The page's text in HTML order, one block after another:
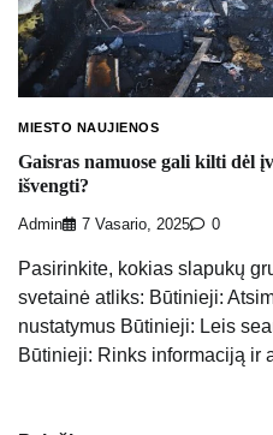
MIESTO NAUJIENOS
Gaisras namuose gali kilti dėl
išvengti?
Admin 7 Vasario, 2025 0
Pasirinkite, kokias slapukų
svetainė atliks: Būtinieji:
nustatymus Būtinieji: Leis
Būtinieji: Rinks informaciją ir